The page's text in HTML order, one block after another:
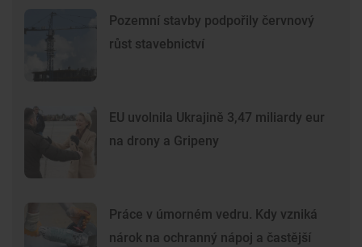
Pozemní stavby podpořily červnový
růst stavebnictví
EU uvolnila Ukrajině 3,47 miliardy eur
na drony a Gripeny
Práce v úmorném vedru. Kdy vzniká
nárok na ochranný nápoj a častější